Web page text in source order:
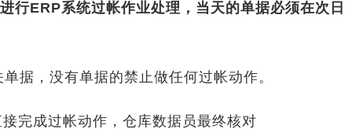
ERP系统过帐作业处理，当天的单据必须在次日
，没有单据的禁止做任何过帐动作。
成过帐动作，仓库数据员最终核对